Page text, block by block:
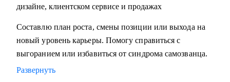
дизайне, клиентском сервисе и продажах
Составлю план роста, смены позиции или выхода на
новый уровень карьеры. Помогу справиться с
выгоранием или избавиться от синдрома самозванца.
Развернуть